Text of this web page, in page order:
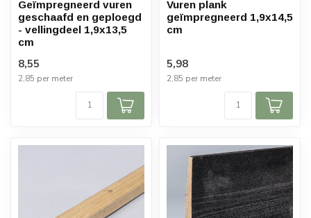
Geïmpregneerd vuren
geschaafd en geploegd
- vellingdeel 1,9x13,5
cm
8,55
2,85 per meter
Vuren plank
geïmpregneerd 1,9x14,5
cm
5,98
2,85 per meter